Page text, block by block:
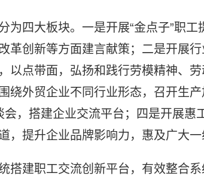
为四大板块。一是开展“金点子”职
革创新等方面建言献策；二是开展行
以点带面，弘扬和践行劳模精神、
绕外贸企业不同行业形态，召开生
，搭建企业交流平台；四是开展惠
，提升企业品牌影响力，惠及广大一
搭建职工交流创新平台，有效整合